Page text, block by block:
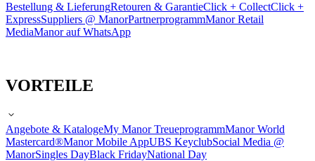
Bestellung & LieferungRetouren & GarantieClick + CollectClick +
ExpressSuppliers @ ManorPartnerprogrammManor Retail
MediaManor auf WhatsApp
VORTEILE
Angebote & KatalogeMy Manor TreueprogrammManor World
Mastercard®Manor Mobile AppUBS KeyclubSocial Media @
ManorSingles DayBlack FridayNational Day